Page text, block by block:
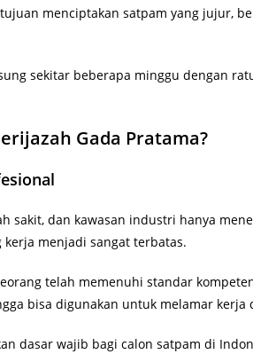
menciptakan satpam yang jujur,
sekitar beberapa minggu dengan
Gada Pratama?
sakit, dan kawasan industri hanya
menjadi sangat terbatas.
telah memenuhi standar
bisa digunakan untuk melamar kerja
dasar wajib bagi calon satpam di